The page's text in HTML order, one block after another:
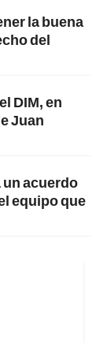
la buena
del
DIM, en
Juan
acuerdo
equipo que